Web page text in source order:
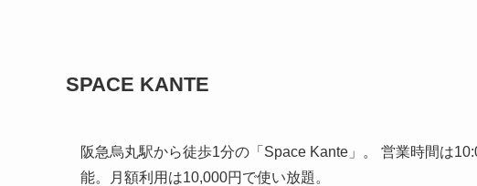
SPACE KANTE
阪急烏丸駅から徒歩1分の「Space Kante」。 営業時間は
能。月額利用は10,000円で使い放題。